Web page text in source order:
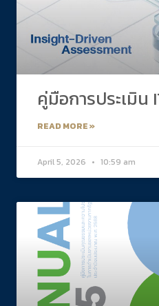
คู่มือการประเมิน
READ MORE »
April 5, 2026 10:59 am